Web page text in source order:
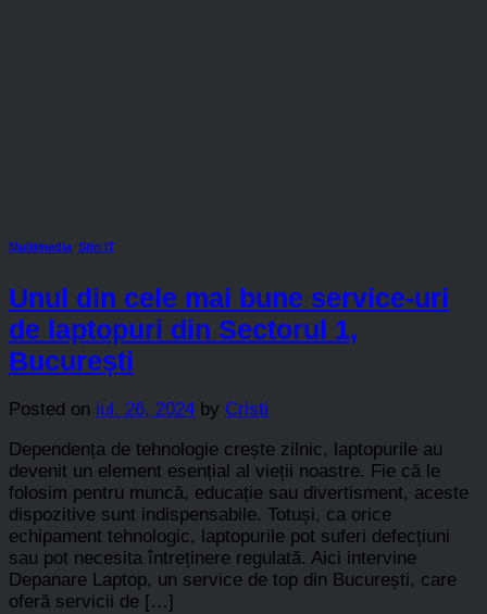
Multimedia Stiri IT
Unul din cele mai bune service-uri
de laptopuri din Sectorul 1,
București
Posted on iul. 26, 2024 by Cristi
Dependența de tehnologie crește zilnic, laptopurile au
devenit un element esențial al vieții noastre. Fie că le
folosim pentru muncă, educație sau divertisment, aceste
dispozitive sunt indispensabile. Totuși, ca orice
echipament tehnologic, laptopurile pot suferi defecțiuni
sau pot necesita întreținere regulată. Aici intervine
Depanare Laptop, un service de top din București, care
oferă servicii de […]